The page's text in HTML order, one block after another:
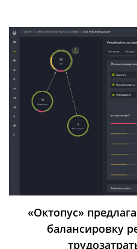
«Октопус»
балансировку